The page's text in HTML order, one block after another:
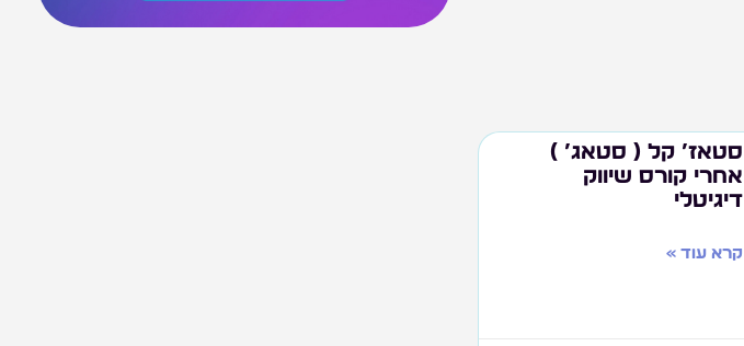
סטאז’ קל ( סטאג’ )
אחרי קורס שיווק
דיגיטלי
קרא עוד »